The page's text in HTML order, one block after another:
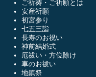
ご祈祷・ご祈願とは
安産祈願
初宮参り
七五三詣
長寿のお祝い
神前結婚式
厄祓い・方位除け
車のお祓い
地鎮祭